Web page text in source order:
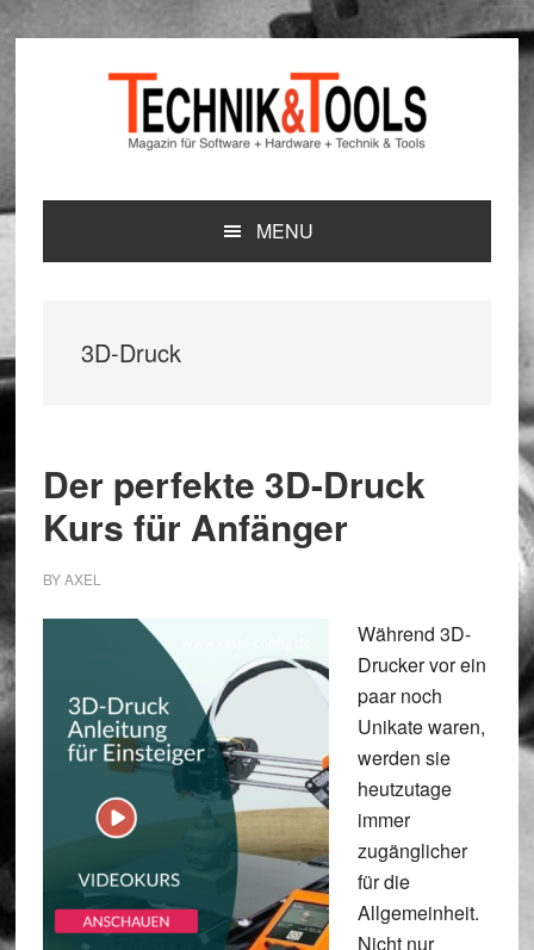
Zur
Hauptnavigation
Zum
Inhalt
Zur
Seitenspalte
MENU
3D-Druck
Der perfekte 3D-Druck
Kurs für Anfänger
BYAXEL
Während 3D-
Drucker vor ein
paar noch
Unikate waren,
werden sie
heutzutage
immer
zugänglicher
für die
Allgemeinheit.
Nicht nur